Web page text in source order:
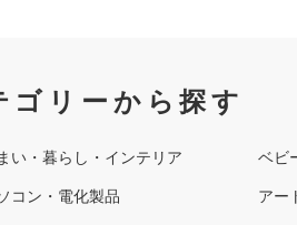
ゴリーから探す
い・暮らし・インテリア ベビ
コン・電化製品 アー